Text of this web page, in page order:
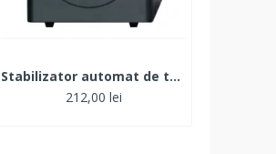
Stabilizator automat de tensiune Campion, 300W AC
212,00 lei